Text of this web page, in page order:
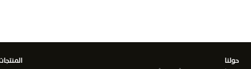
حولنا